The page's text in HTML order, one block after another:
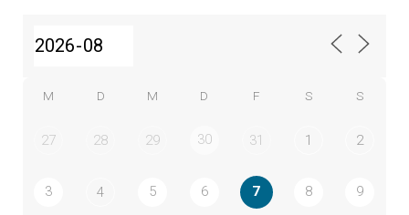
M D M D F S S
27 28 29 30 31 1 2
3 4 5 6 7 8 9